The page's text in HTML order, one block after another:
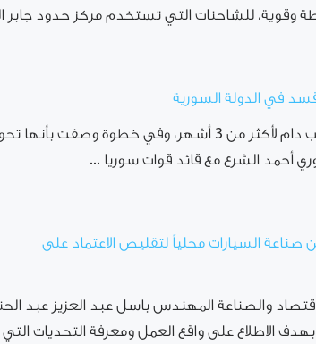
وقوية، للشاحنات التي تستخدم مركز حدود جابر
قسد في الدولة السورية
الاقتصاد اليوم: بعد ترقب دام لأكثر من 3 أشهر، وفي خطوة
أحمد الشرع مع قائد قوات سوريا ...
السيارات محلياً لتقليص الاعتماد على
الاقتصاد والصناعة المهندس باسل عبد العزيز عبد
الاطلاع على واقع العمل ومعرفة التحديات